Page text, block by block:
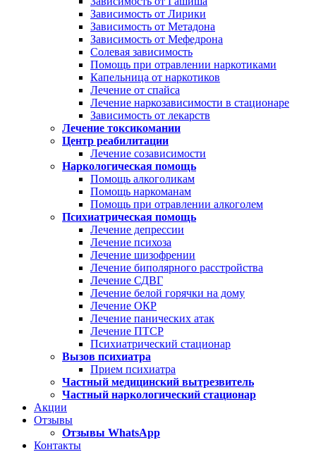
Зависимость от Лирики
Зависимость от Метадона
Зависимость от Мефедрона
Солевая зависимость
Помощь при отравлении наркотиками
Капельница от наркотиков
Лечение от спайса
Лечение наркозависимости в стационаре
Зависимость от лекарств
Лечение токсикомании
Центр реабилитации
Лечение созависимости
Наркологическая помощь
Помощь алкоголикам
Помощь наркоманам
Помощь при отравлении алкоголем
Психиатрическая помощь
Лечение депрессии
Лечение психоза
Лечение шизофрении
Лечение биполярного расстройства
Лечение СДВГ
Лечение белой горячки на дому
Лечение ОКР
Лечение панических атак
Лечение ПТСР
Психиатрический стационар
Вызов психиатра
Прием психиатра
Частный медицинский вытрезвитель
Частный наркологический стационар
Акции
Отзывы
Отзывы WhatsApp
Контакты